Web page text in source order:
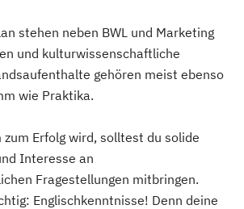
stehen neben BWL und Marketing
und kulturwissenschaftliche
gehören meist ebenso
wie Praktika.
Erfolg wird, solltest du solide
Interesse an
Fragestellungen mitbringen.
Englischkenntnisse! Denn deine